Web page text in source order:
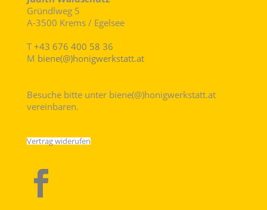
Gründlweg 5
A-3500 Krems / Egelsee
T +43 676 400 58 36
M biene(@)honigwerkstatt.at
Besuche bitte unter biene(@)honigwerkstatt.at
vereinbaren.
Vertrag widerufen